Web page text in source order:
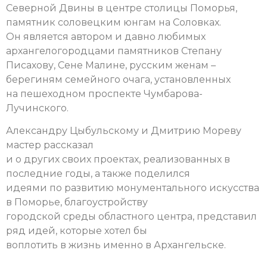
Северной Двины в центре столицы Поморья,
памятник соловецким юнгам на Соловках.
Он является автором и давно любимых
архангелогородцами памятников Степану
Писахову, Сене Малине, русским женам –
берегиням семейного очага, установленных
на пешеходном проспекте Чумбарова-
Лучинского.
Александру Цыбульскому и Дмитрию Мореву
мастер рассказал
и о других своих проектах, реализованных в
последние годы, а также поделился
идеями по развитию монументального искусства
в Поморье, благоустройству
городской среды областного центра, представил
ряд идей, которые хотел бы
воплотить в жизнь именно в Архангельске.